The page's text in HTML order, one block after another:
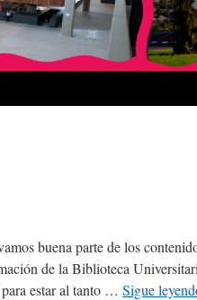
buena parte de los
de la Biblioteca
estar al tanto … Sigue